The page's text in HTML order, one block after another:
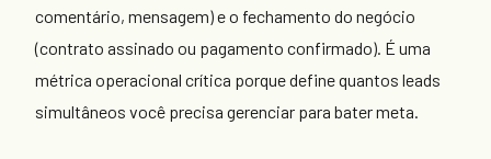
comentário, mensagem) e o fechamento do negócio
(contrato assinado ou pagamento confirmado). É uma
métrica operacional crítica porque define quantos leads
simultâneos você precisa gerenciar para bater meta.